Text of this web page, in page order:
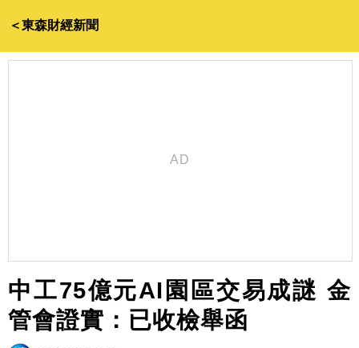
＜東森財經新聞
中工75億元AI園區交易成謎 金
管會證實：已收檢舉函